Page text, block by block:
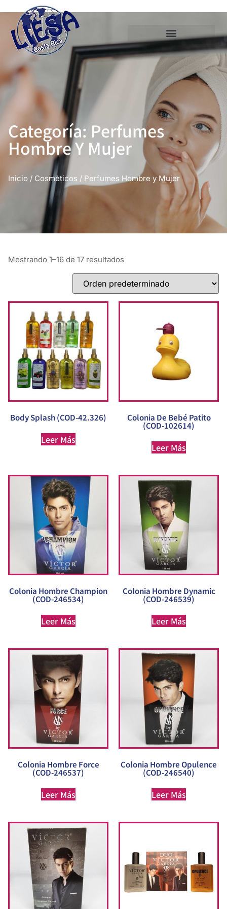
Categoría: Perfumes
Hombre Y Mujer
Inicio / Cosméticos / Perfumes Hombre y Mujer
Mostrando 1–16 de 17 resultados
Body Splash (COD-42.326)
Leer Más
Colonia De Bebé Patito
(COD-102614)
Leer Más
Colonia Hombre Champion
(COD-246534)
Leer Más
Colonia Hombre Dynamic
(COD-246539)
Leer Más
Colonia Hombre Force
(COD-246537)
Leer Más
Colonia Hombre Opulence
(COD-246540)
Leer Más